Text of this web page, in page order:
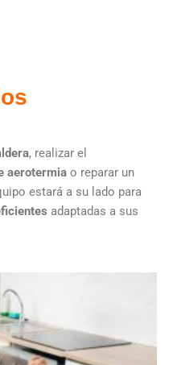
, realizar el
aerotermia o reparar un
estará a su lado para
adaptadas a sus